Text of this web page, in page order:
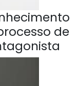
de